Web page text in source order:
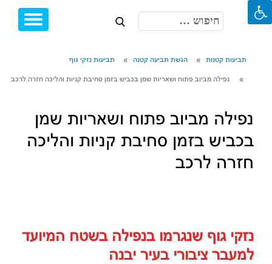
חיפוש:
תביעות קטנות הגשת תביעה קטנה
תביעות נזקי גוף
נפילה מביוב פתוח ושאריות שמן בכביש בזמן סחיבת קניות והליכה חזרה לרכב
נפילה מביוב פתוח ושאריות שמן
בכביש בזמן סחיבת קניות והליכה
חזרה לרכב
נזקי גוף שנגרמו בנפילה בשטח המיועד
למעבר ציבורי בעיר יבנה